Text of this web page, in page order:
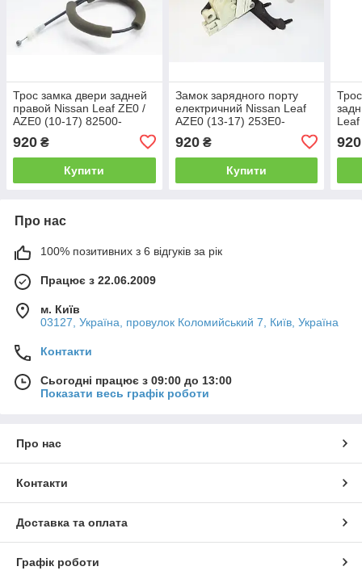
Трос замка двери задней
правой Nissan Leaf ZE0 /
AZE0 (10-17) 82500-
920 ₴
Купити
Замок зарядного порту
електричний Nissan Leaf
AZE0 (13-17) 253E0-
920₴
Купити
920
Про нас
100% позитивних з 6 відгуків за рік
Працює з 22.06.2009
м. Київ
03127, Україна, провулок Коломийський 7, Київ, Україна
Контакти
Сьогодні працює з 09:00 до 13:00
Показати весь графік роботи
Про нас
Контакти
Доставка та оплата
Графік роботи